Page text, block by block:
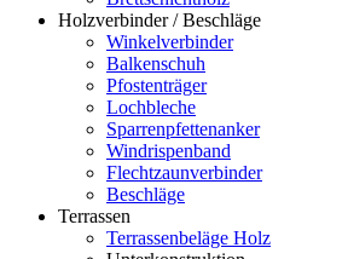
Holzverbinder / Beschläge
Winkelverbinder
Balkenschuh
Pfostenträger
Lochbleche
Sparrenpfettenanker
Windrispenband
Flechtzaunverbinder
Beschläge
Terrassen
Terrassenbeläge Holz